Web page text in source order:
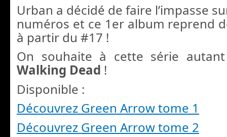
Urban a décidé de faire l’impasse
numéros et ce 1er album reprend
à partir du #17 !
On souhaite à cette série
Walking Dead !
Disponible :
Découvrez Green Arrow tome 1
Découvrez Green Arrow tome 2